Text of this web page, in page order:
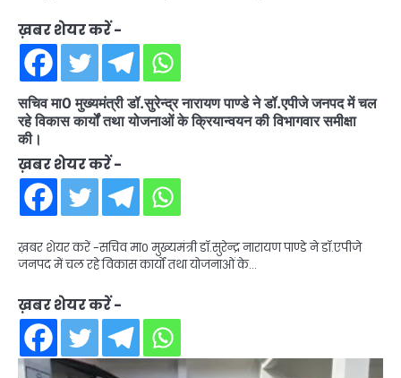
ख़बर शेयर करें -
सचिव मा0 मुख्यमंत्री डॉ.सुरेन्द्र नारायण पाण्डे ने डॉ.एपीजे जनपद में चल
रहे विकास कार्यों तथा योजनाओं के क्रियान्वयन की विभागवार समीक्षा
की।
ख़बर शेयर करें -
ख़बर शेयर करें -सचिव मा0 मुख्यमंत्री डॉ.सुरेन्द्र नारायण पाण्डे ने डॉ.एपीजे
जनपद में चल रहे विकास कार्यों तथा योजनाओं के…
ख़बर शेयर करें -